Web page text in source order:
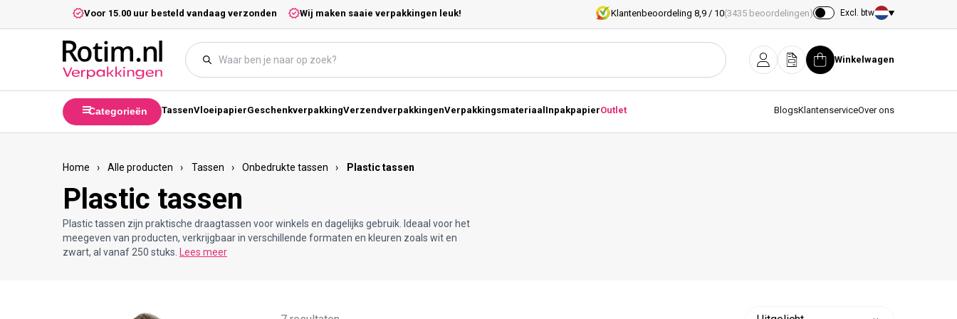
Meteen naar de contentVoor 15.00 uur besteld vandaag verzonden Wij maken saaie verpakkingen leuk! Klantenbeoordeling 8,9 / 10(3435 beoordelingen) Excl. btw
Land/regio
InloggenOfferteWinkelwagen
Winkelwagen
Categorieën TassenVloeipapierGeschenkverpakkingVerzendverpakkingenVerpakkingsmateriaal InpakpapierOutlet BlogsKlantenserviceOver ons
Home › Alle producten › Tassen › Onbedrukte tassen › Plastic tassen
Plastic tassen
Plastic tassen zijn praktische draagtassen voor winkels en dagelijks gebruik. Ideaal voor het
meegeven van producten, verkrijgbaar in verschillende formaten en kleuren zoals wit en
zwart, al vanaf 250 stuks.
Lees meer